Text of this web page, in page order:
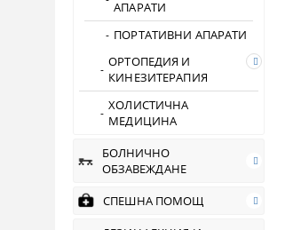
АПАРАТИ
ПОРТАТИВНИ АПАРАТИ
ОРТОПЕДИЯ И
КИНЕЗИТЕРАПИЯ
ХОЛИСТИЧНА
МЕДИЦИНА
БОЛНИЧНО
ОБЗАВЕЖДАНЕ
СПЕШНА ПОМОЩ